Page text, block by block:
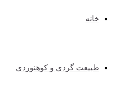
خانه
طبیعت گردی و کوهنوردی